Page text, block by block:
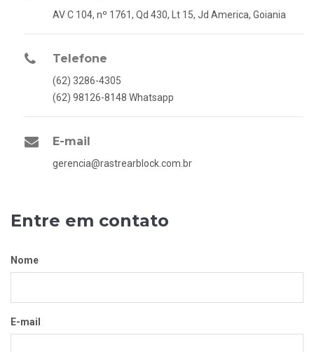
AV C 104, nº 1761, Qd 430, Lt 15, Jd America, Goiania
Telefone
(62) 3286-4305
(62) 98126-8148 Whatsapp
E-mail
gerencia@rastrearblock.com.br
Entre em contato
Nome
E-mail